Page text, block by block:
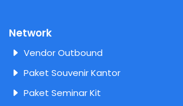
Network
Vendor Outbound
Paket Souvenir Kantor
Paket Seminar Kit